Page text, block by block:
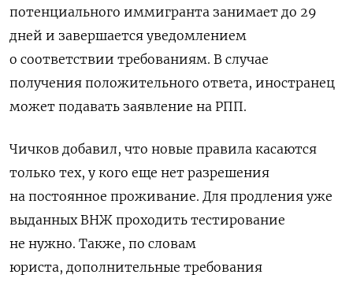
потенциального иммигранта занимает до 29
дней и завершается уведомлением
о соответствии требованиям. В случае
получения положительного ответа, иностранец
может подавать заявление на РПП.
Чичков добавил, что новые правила касаются
только тех, у кого еще нет разрешения
на постоянное проживание. Для продления уже
выданных ВНЖ проходить тестирование
не нужно. Также, по словам
юриста, дополнительные требования